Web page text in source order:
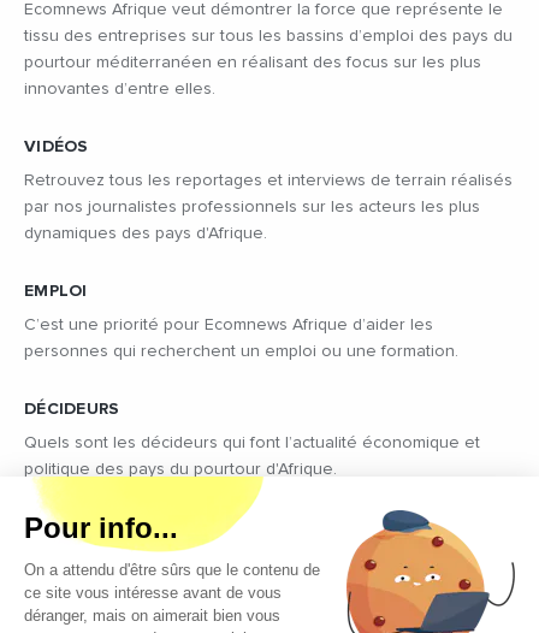
Ecomnews Afrique veut démontrer la force que représente le
tissu des entreprises sur tous les bassins d’emploi des pays du
pourtour méditerranéen en réalisant des focus sur les plus
innovantes d’entre elles.
VIDÉOS
Retrouvez tous les reportages et interviews de terrain réalisés
par nos journalistes professionnels sur les acteurs les plus
dynamiques des pays d'Afrique.
EMPLOI
C’est une priorité pour Ecomnews Afrique d’aider les
personnes qui recherchent un emploi ou une formation.
DÉCIDEURS
Quels sont les décideurs qui font l’actualité économique et
politique des pays du pourtour d'Afrique.